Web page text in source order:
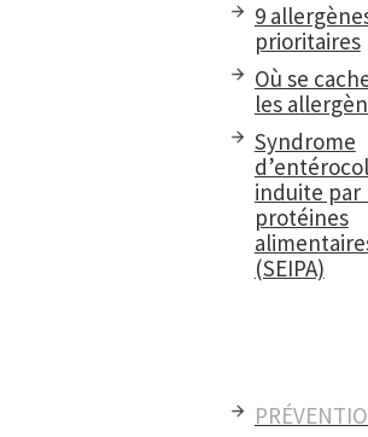
9
prioritaires
Où se
les
Syndrome
induite par
protéines
(SEIPA)